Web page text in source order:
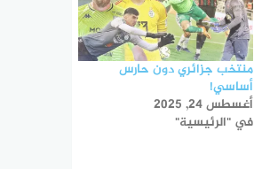
منتخب جزائري دون حارس
أساسي!
أغسطس 24, 2025
في "الرئيسية"